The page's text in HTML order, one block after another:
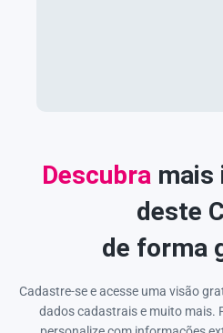
Descubra mais
deste
de forma
Cadastre-se e acesse uma visão
dados cadastrais e muito mais.